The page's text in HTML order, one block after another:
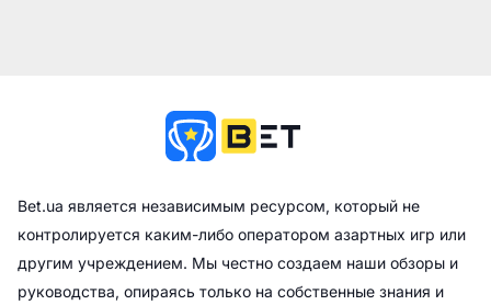
Bet.ua является независимым ресурсом, который не
контролируется каким-либо оператором азартных игр или
другим учреждением. Мы честно создаем наши обзоры и
руководства, опираясь только на собственные знания и